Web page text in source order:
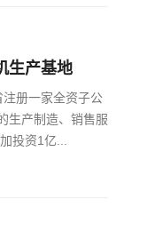
生产基地
册一家全资子公
生产制造、销售服
投资1亿...